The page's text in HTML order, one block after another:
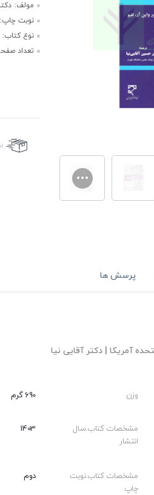
مولف:
نوبت چاپ:
نوع کتاب:
تعداد
پرسش ها
آمریکا | دکتر آقایی نیا
وزن 690 گرم
مشخصات کتاب.سال
انتشار
1403
مشخصات کتاب.نوبت
چاپ
دوم